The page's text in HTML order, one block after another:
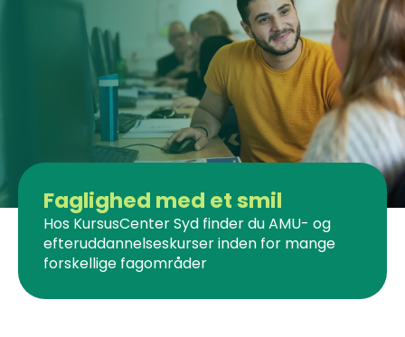
Faglighed med et smil
Hos KursusCenter Syd finder du AMU- og
efteruddannelseskurser inden for mange
forskellige fagområder